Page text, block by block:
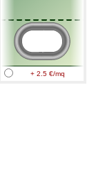
+ 2.5 €/mq